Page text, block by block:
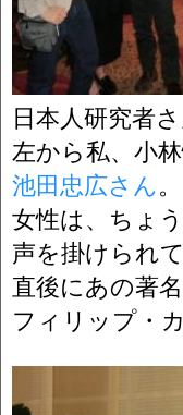
日本人研究者さ
左から私、小
池田忠広さん。
女性は、ちょ
声を掛けられ
直後にあの著
フィリップ・